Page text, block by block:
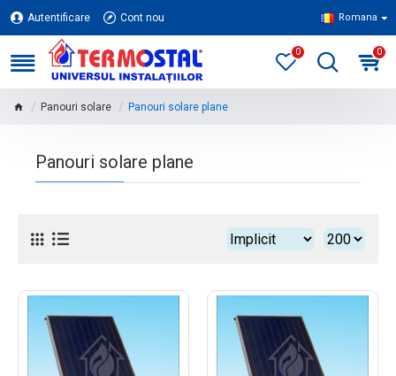
Autentificare Cont nou Romana
0 0
Panouri solare Panouri solare plane
Panouri solare plane